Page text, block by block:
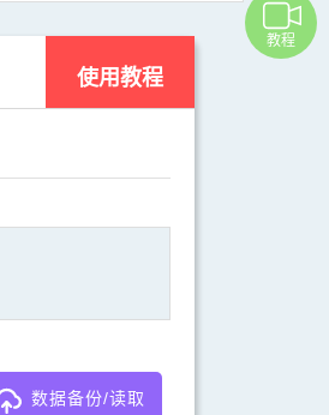
饭碗汤碗 C款
锅 无涂层炖锅焖烧锅养生煲汤锅明火汤煲 黑色手
莹玉 K309汤罐3.9L 陶瓷砂锅
使用教程
保存当前操作记录
数据备份/读取
教程